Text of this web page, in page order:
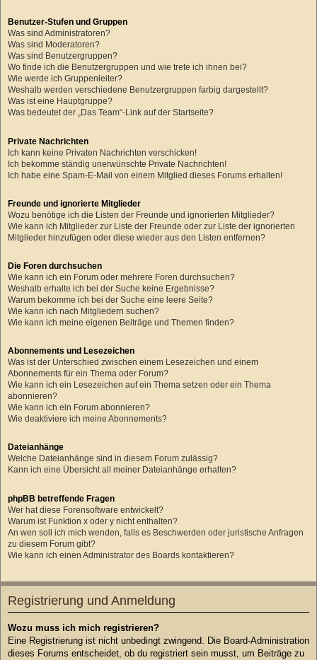
Benutzer-Stufen und Gruppen
Was sind Administratoren?
Was sind Moderatoren?
Was sind Benutzergruppen?
Wo finde ich die Benutzergruppen und wie trete ich ihnen bei?
Wie werde ich Gruppenleiter?
Weshalb werden verschiedene Benutzergruppen farbig dargestellt?
Was ist eine Hauptgruppe?
Was bedeutet der „Das Team“-Link auf der Startseite?
Private Nachrichten
Ich kann keine Privaten Nachrichten verschicken!
Ich bekomme ständig unerwünschte Private Nachrichten!
Ich habe eine Spam-E-Mail von einem Mitglied dieses Forums erhalten!
Freunde und ignorierte Mitglieder
Wozu benötige ich die Listen der Freunde und ignorierten Mitglieder?
Wie kann ich Mitglieder zur Liste der Freunde oder zur Liste der ignorierten
Mitglieder hinzufügen oder diese wieder aus den Listen entfernen?
Die Foren durchsuchen
Wie kann ich ein Forum oder mehrere Foren durchsuchen?
Weshalb erhalte ich bei der Suche keine Ergebnisse?
Warum bekomme ich bei der Suche eine leere Seite?
Wie kann ich nach Mitgliedern suchen?
Wie kann ich meine eigenen Beiträge und Themen finden?
Abonnements und Lesezeichen
Was ist der Unterschied zwischen einem Lesezeichen und einem
Abonnements für ein Thema oder Forum?
Wie kann ich ein Lesezeichen auf ein Thema setzen oder ein Thema
abonnieren?
Wie kann ich ein Forum abonnieren?
Wie deaktiviere ich meine Abonnements?
Dateianhänge
Welche Dateianhänge sind in diesem Forum zulässig?
Kann ich eine Übersicht all meiner Dateianhänge erhalten?
phpBB betreffende Fragen
Wer hat diese Forensoftware entwickelt?
Warum ist Funktion x oder y nicht enthalten?
An wen soll ich mich wenden, falls es Beschwerden oder juristische Anfragen
zu diesem Forum gibt?
Wie kann ich einen Administrator des Boards kontaktieren?
Registrierung und Anmeldung
Wozu muss ich mich registrieren?
Eine Registrierung ist nicht unbedingt zwingend. Die Board-Administration
dieses Forums entscheidet, ob du registriert sein musst, um Beiträge zu